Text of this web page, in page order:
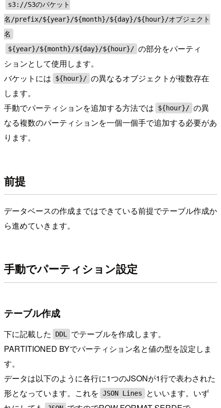
s3://S3のバケット
名/prefix/${year}/${month}/${day}/${hour}/オブジェクト
名
${year}/${month}/${day}/${hour}/ の部分をパーティ
ションとして使用します。
バケットには
${hour}/ の異なるオブジェクトが複数存在
します。
手動でパーティションを追加する方法では
${hour}/ の異
なる複数のパーティションを一個一個手で追加する必要があ
ります。
前提
データベースの作成まではできている前提でテーブル作成か
ら進めていきます。
手動でパーティション設定
テーブル作成
下に記載した DDL
でテーブルを作成します。
PARTITIONED BYでパーティション名と値の型を設定しま
す。
データは以下のように各行に1つのJSONが1行で表わされた
形となっています。これを JSON Lines
といいます。いず